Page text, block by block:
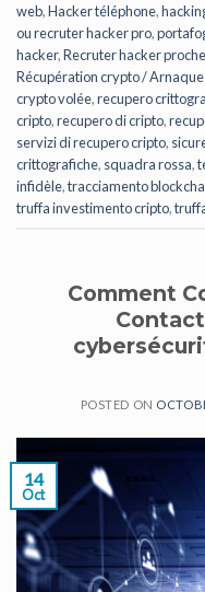
web,Hacker téléphone,
ou recruter hacker pro,
hacker,Recruter hacker
Récupération crypto /
crypto volée,recupero
cripto,recupero di cripto,
servizi di recupero cripto,
crittografiche, squadra rossa,
infidèle,tracciamento
truffa investimento cripto,
Comment
POSTED ON
14
Oct